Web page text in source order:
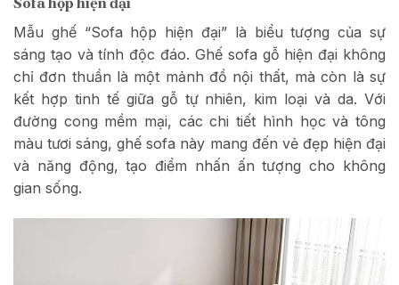
Sofa hộp hiện đại
Mẫu ghế “Sofa hộp hiện đại” là biểu tượng của sự
sáng tạo và tính độc đáo. Ghế sofa gỗ hiện đại không
chỉ đơn thuần là một mảnh đồ nội thất, mà còn là sự
kết hợp tinh tế giữa gỗ tự nhiên, kim loại và da. Với
đường cong mềm mại, các chi tiết hình học và tông
màu tươi sáng, ghế sofa này mang đến vẻ đẹp hiện đại
và năng động, tạo điểm nhấn ấn tượng cho không
gian sống.